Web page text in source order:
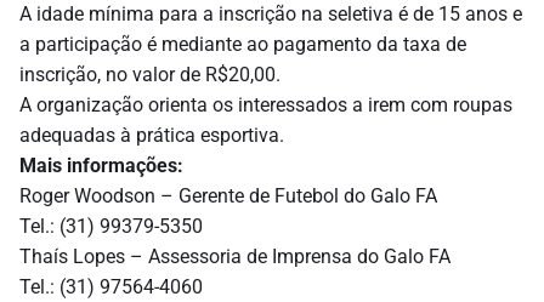
A idade mínima para a inscrição na seletiva é de 15 anos e
a participação é mediante ao pagamento da taxa de
inscrição, no valor de R$20,00.
A organização orienta os interessados a irem com roupas
adequadas à prática esportiva.
Mais informações:
Roger Woodson – Gerente de Futebol do Galo FA
Tel.: (31) 99379-5350
Thaís Lopes – Assessoria de Imprensa do Galo FA
Tel.: (31) 97564-4060